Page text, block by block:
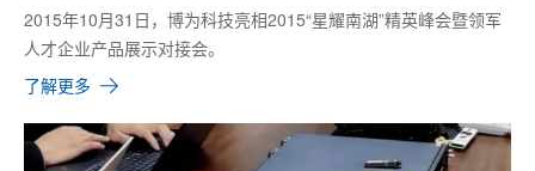
2015年10月31日，博为科技亮相2015“星耀南湖”精英峰会暨领军
人才企业产品展示对接会。
了解更多